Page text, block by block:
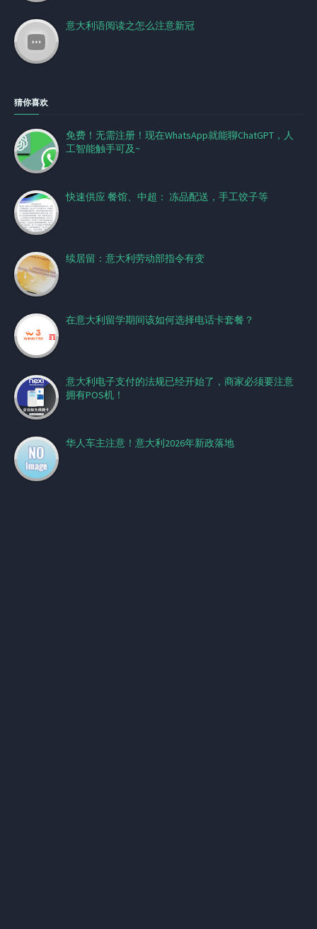
意大利语阅读之怎么注意新冠
猜你喜欢
免费！无需注册！现在WhatsApp就能聊ChatGPT，人
工智能触手可及~
快速供应 餐馆、中超： 冻品配送，手工饺子等
续居留：意大利劳动部指令有变
在意大利留学期间该如何选择电话卡套餐？
意大利电子支付的法规已经开始了，商家必须要注意
拥有POS机！
华人车主注意！意大利2026年新政落地